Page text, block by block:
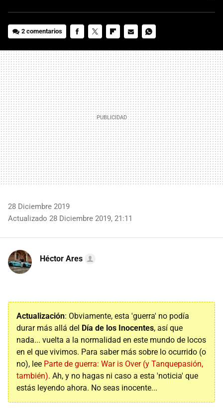
2 comentarios
MAIL
28 Diciembre 2019
Actualizado 28 Diciembre 2019, 21:11
Héctor Ares
Actualización: Obviamente, esta 'guerra' no podía
durar más allá del Día de los Inocentes, así que
nada... vuelta a la normalidad en este mundo de locos
en el que vivimos. Para saber más sobre lo ocurrido (o
no), lee Parte de guerra: War is Over (y Tanquepasión,
también). Ah, y no hagas ni caso a esta 'noticia' que
estás leyendo ahora. No seas inocente...